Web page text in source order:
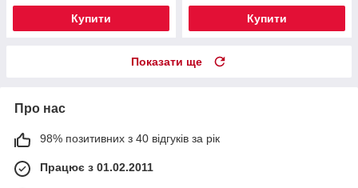
Купити Купити
Показати ще
Про нас
98% позитивних з 40 відгуків за рік
Працює з 01.02.2011